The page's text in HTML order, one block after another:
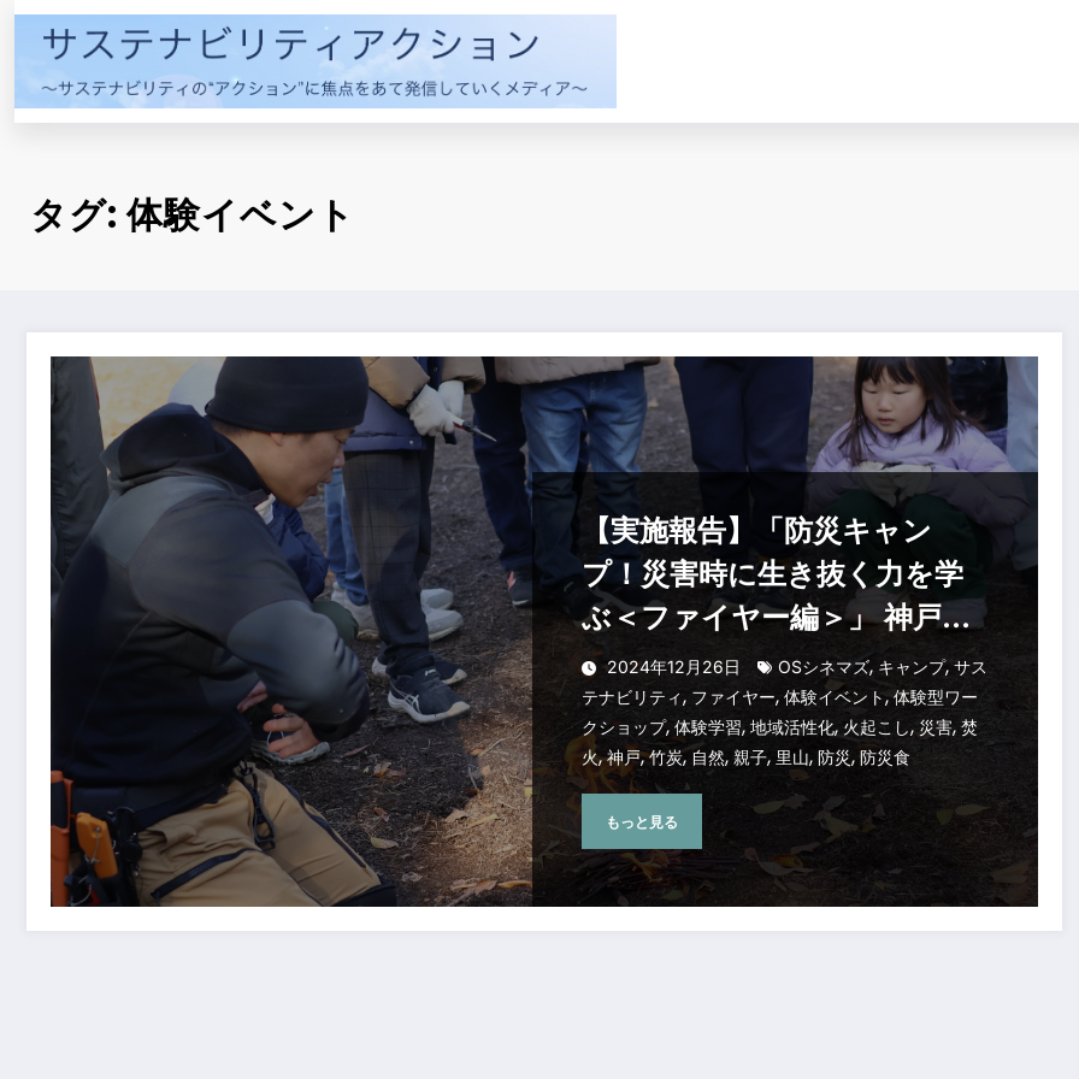
コ
ン
タグ: 体験イベント
【実施報告】「防災キャン
プ！災害時に生き抜く力を学
ぶ＜ファイヤー編＞」 神戸・
多井畑交流広場で親子参加型の
体験イベントを実施しました
2024年12月26日 OSシネマズ, キャンプ, サス
テナビリティ, ファイヤー, 体験イベント,体験型ワー
クショップ, 体験学習, 地域活性化, 火起こし,災害, 焚
火,神戸,竹炭,自然, 親子, 里山, 防災,防災食
もっと見る